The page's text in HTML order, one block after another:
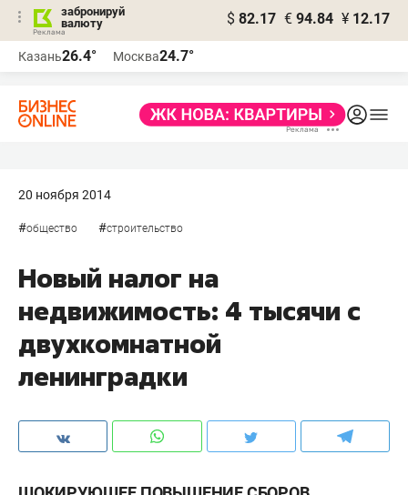
забронируй
валюту
$ 82.17 € 94.84 ¥ 12.17
Казань26.4° Москва24.7°
20 ноября 2014
#общество #строительство
Новый налог на
недвижимость: 4 тысячи с
двухкомнатной
ленинградки